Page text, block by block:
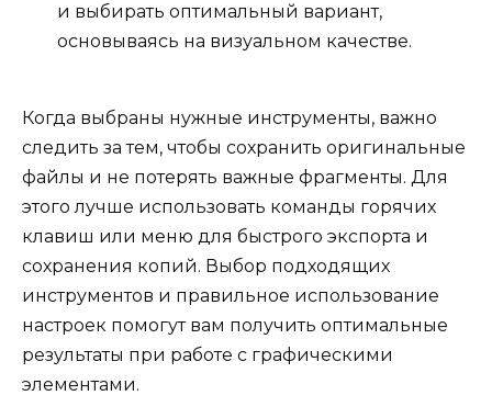
и выбирать оптимальный вариант,
основываясь на визуальном качестве.
Когда выбраны нужные инструменты, важно
следить за тем, чтобы сохранить оригинальные
файлы и не потерять важные фрагменты. Для
этого лучше использовать команды горячих
клавиш или меню для быстрого экспорта и
сохранения копий. Выбор подходящих
инструментов и правильное использование
настроек помогут вам получить оптимальные
результаты при работе с графическими
элементами.